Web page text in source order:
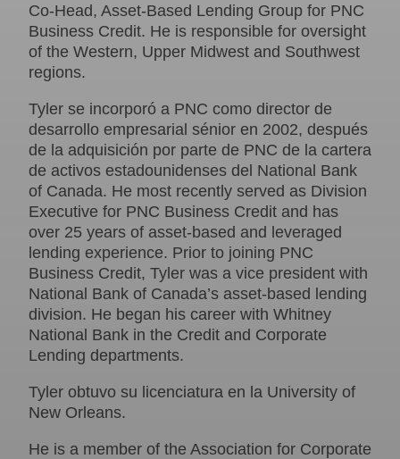
Co-Head, Asset-Based Lending Group for PNC
Business Credit. He is responsible for oversight
of the Western, Upper Midwest and Southwest
regions.
Tyler se incorporó a PNC como director de
desarrollo empresarial sénior en 2002, después
de la adquisición por parte de PNC de la cartera
de activos estadounidenses del National Bank
of Canada. He most recently served as Division
Executive for PNC Business Credit and has
over 25 years of asset-based and leveraged
lending experience. Prior to joining PNC
Business Credit, Tyler was a vice president with
National Bank of Canada’s asset-based lending
division. He began his career with Whitney
National Bank in the Credit and Corporate
Lending departments.
Tyler obtuvo su licenciatura en la University of
New Orleans.
He is a member of the Association for Corporate